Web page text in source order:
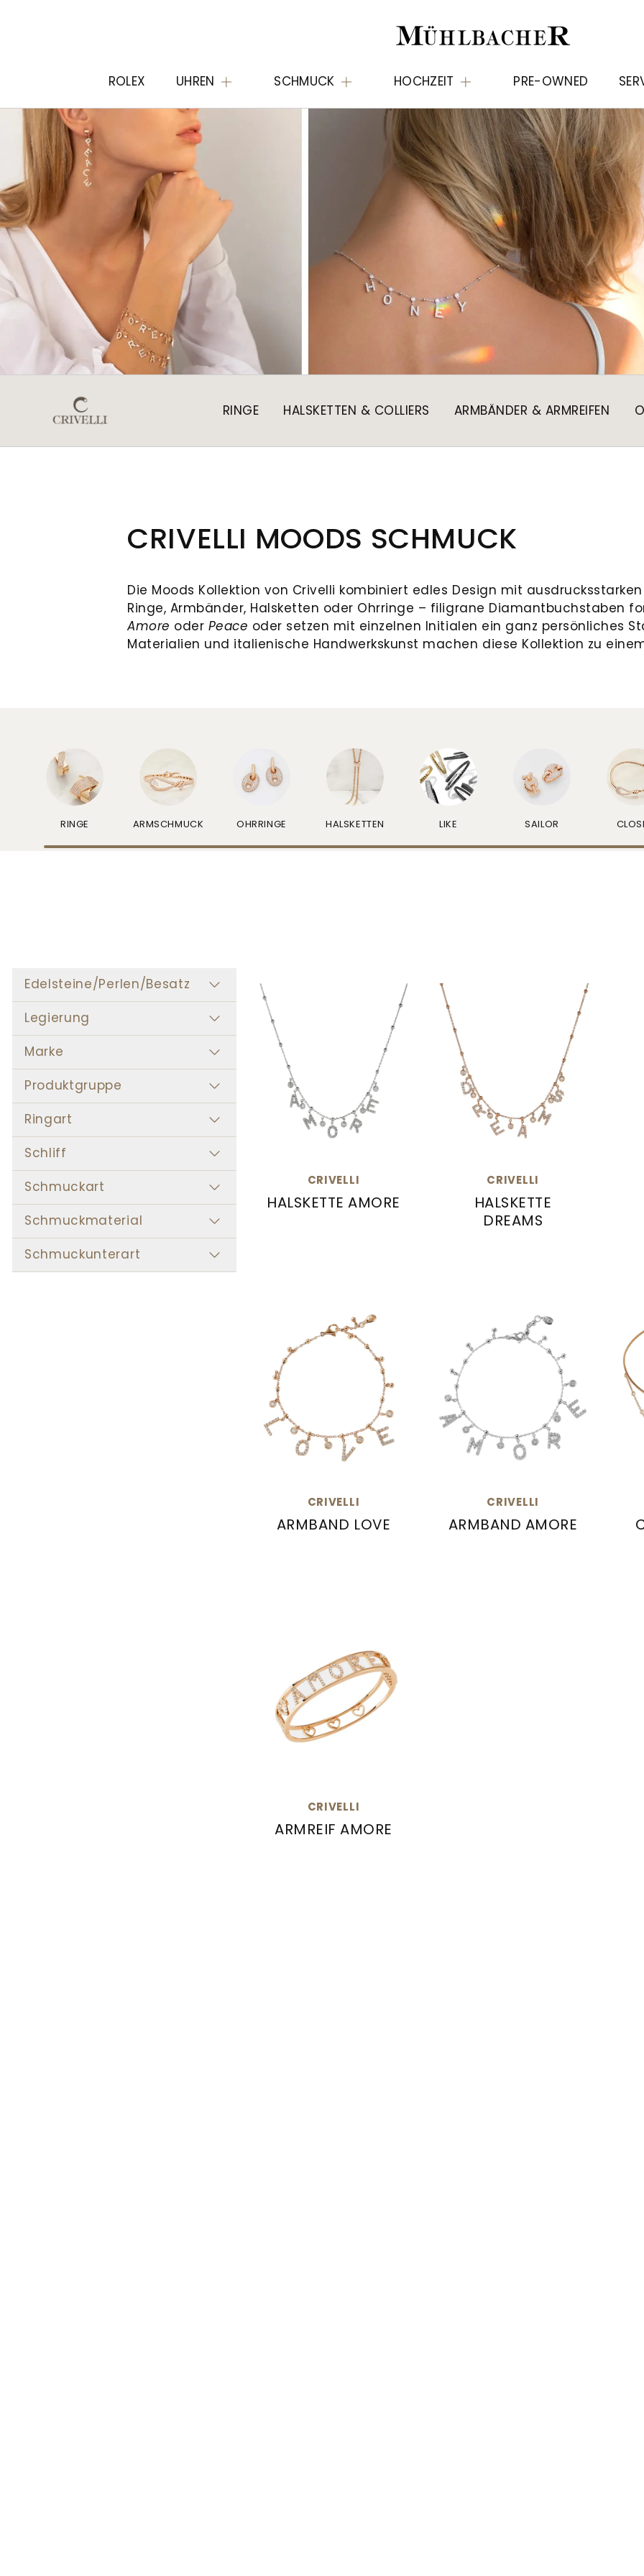
ROLEX UHREN SCHMUCK HOCHZEIT PRE-OWNED
RINGE HALSKETTEN & COLLIERS ARMBÄNDER & ARMREIFEN
CRIVELLI MOODS SCHMUCK
Die Moods Kollektion von Crivelli kombiniert edles Design mit
Ringe, Armbänder, Halsketten oder Ohrringe – filigrane Diamantbuchstaben
Amore oder Peace oder setzen mit einzelnen Initialen ein ganz persönliches
Materialien und italienische Handwerkskunst machen diese Kollektion zu
RINGE ARMSCHMUCK OHRRINGE HALSKETTEN LIKE SAILOR
Edelsteine/Perlen/Besatz
Legierung
Marke
Produktgruppe
Ringart
Schliff
Schmuckart
Schmuckmaterial
Schmuckunterart
CRIVELLI
HALSKETTE AMORE
Crivelli Halskette AMORE, Ref: 216-CR773
CRIVELLI
HALSKETTE
DREAMS
CRIVELLI
ARMBAND LOVE
CRIVELLI
ARMBAND AMORE
CRIVELLI
ARMREIF AMORE